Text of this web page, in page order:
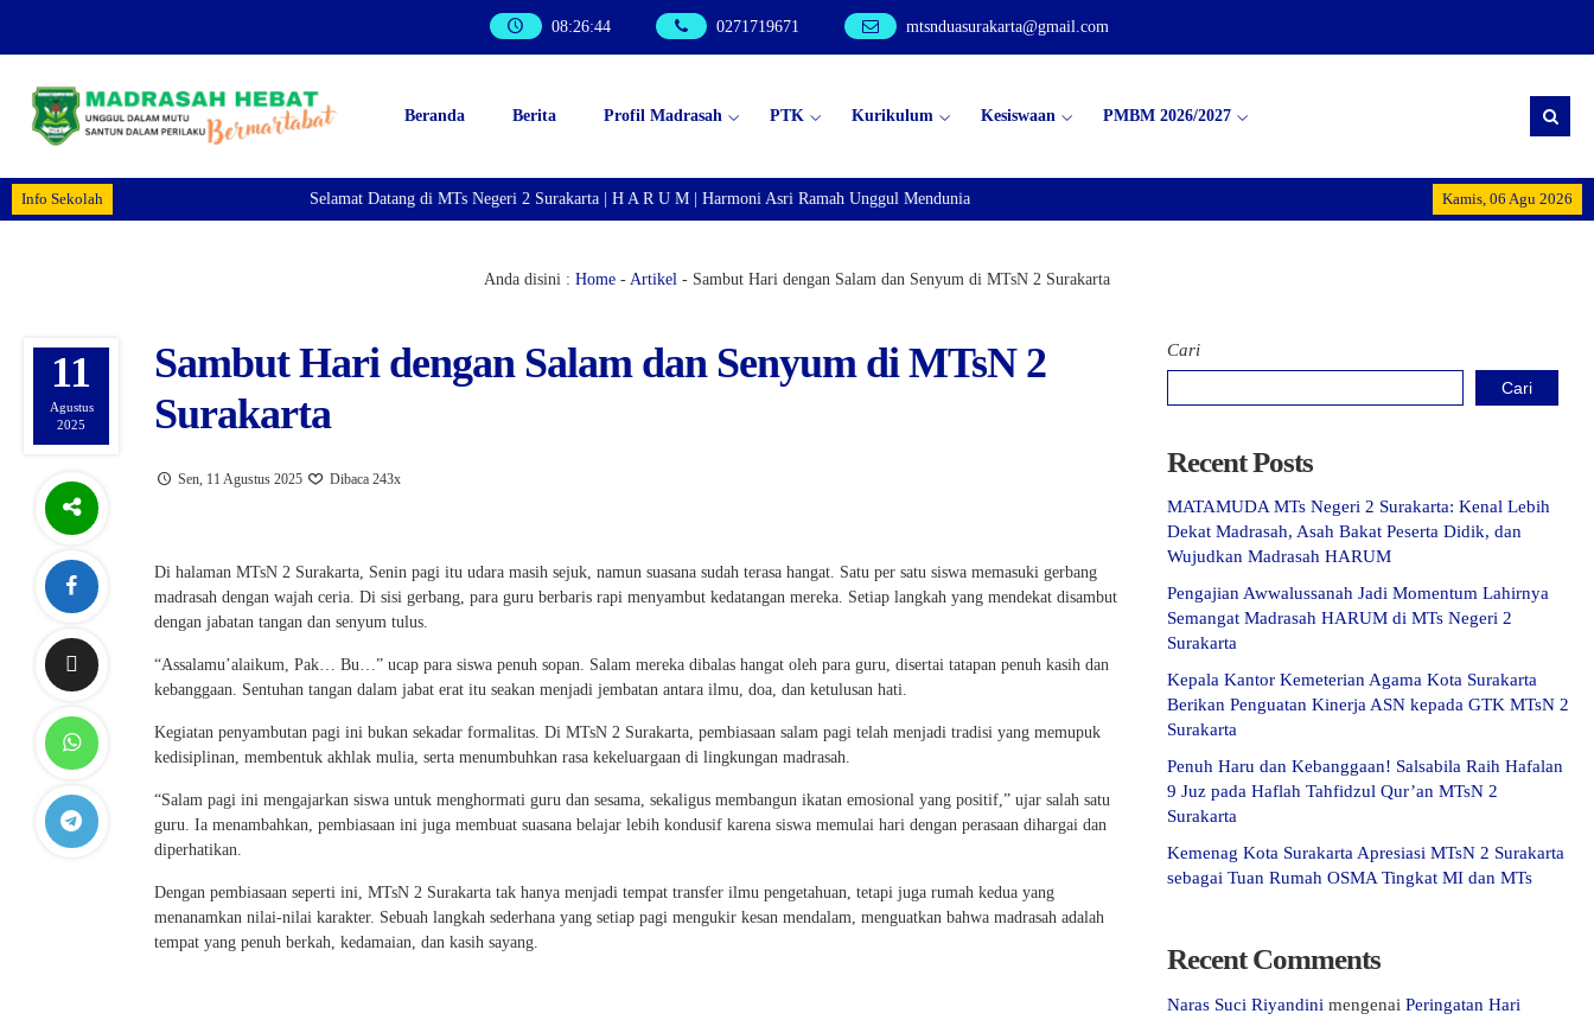
08:26:45 0271719671 mtsnduasurakarta@gmail.com
Beranda Berita Profil Madrasah PTK Kurikulum Kesiswaan PMBM 2026/2027
Info Sekolah Kamis, 06 Agu 2026
Selamat Datang di
Selamat Datang di MTs Negeri 2 Surakarta | H A R U M | Harmoni Asri Ramah Unggul Mendunia
Anda disini : Home - Artikel - Sambut Hari dengan Salam dan Senyum di MTsN 2 Surakarta
11
Agustus
2025
Sambut Hari dengan Salam dan Senyum di MTsN 2
Surakarta
Sen, 11 Agustus 2025 Dibaca 243x
Di halaman MTsN 2 Surakarta, Senin pagi itu udara masih sejuk, namun suasana sudah terasa hangat. Satu per satu siswa memasuki gerbang
madrasah dengan wajah ceria. Di sisi gerbang, para guru berbaris rapi menyambut kedatangan mereka. Setiap langkah yang mendekat disambut
dengan jabatan tangan dan senyum tulus.
“Assalamu’alaikum, Pak… Bu…” ucap para siswa penuh sopan. Salam mereka dibalas hangat oleh para guru, disertai tatapan penuh kasih dan
kebanggaan. Sentuhan tangan dalam jabat erat itu seakan menjadi jembatan antara ilmu, doa, dan ketulusan hati.
Kegiatan penyambutan pagi ini bukan sekadar formalitas. Di MTsN 2 Surakarta, pembiasaan salam pagi telah menjadi tradisi yang memupuk
kedisiplinan, membentuk akhlak mulia, serta menumbuhkan rasa kekeluargaan di lingkungan madrasah.
“Salam pagi ini mengajarkan siswa untuk menghormati guru dan sesama, sekaligus membangun ikatan emosional yang positif,” ujar salah satu
guru. Ia menambahkan, pembiasaan ini juga membuat suasana belajar lebih kondusif karena siswa memulai hari dengan perasaan dihargai dan
diperhatikan.
Dengan pembiasaan seperti ini, MTsN 2 Surakarta tak hanya menjadi tempat transfer ilmu pengetahuan, tetapi juga rumah kedua yang
menanamkan nilai-nilai karakter. Sebuah langkah sederhana yang setiap pagi mengukir kesan mendalam, menguatkan bahwa madrasah adalah
tempat yang penuh berkah, kedamaian, dan kasih sayang.
Cari
Cari
Recent Posts
MATAMUDA MTs Negeri 2 Surakarta: Kenal Lebih
Dekat Madrasah, Asah Bakat Peserta Didik, dan
Wujudkan Madrasah HARUM
Pengajian Awwalussanah Jadi Momentum Lahirnya
Semangat Madrasah HARUM di MTs Negeri 2
Surakarta
Kepala Kantor Kemeterian Agama Kota Surakarta
Berikan Penguatan Kinerja ASN kepada GTK MTsN 2
Surakarta
Penuh Haru dan Kebanggaan! Salsabila Raih Hafalan
9 Juz pada Haflah Tahfidzul Qur’an MTsN 2
Surakarta
Kemenag Kota Surakarta Apresiasi MTsN 2 Surakarta
sebagai Tuan Rumah OSMA Tingkat MI dan MTs
Recent Comments
Naras Suci Riyandini mengenai Peringatan Hari